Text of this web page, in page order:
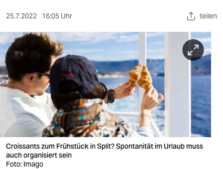
sport
berlin
nord
wahrheit
verlag
verlag
veranstaltungen
25.7.2022 16:05 Uhr teilen
Croissants zum Frühstück in Split? Spontanität im Urlaub muss
auch organisiert sein
Foto: Imago